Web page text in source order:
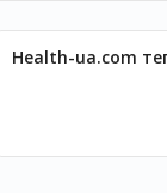
Health-ua.com